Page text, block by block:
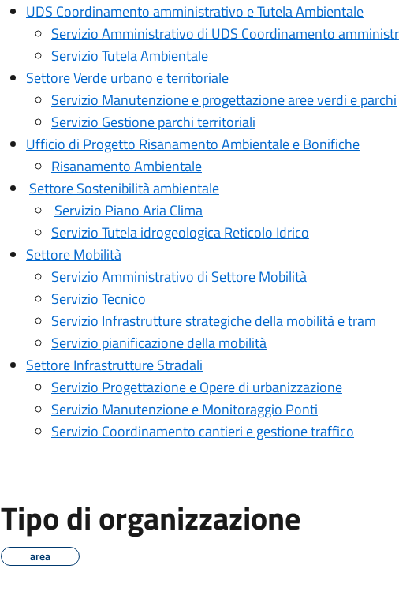
UDS Coordinamento amministrativo e Tutela Ambientale
Servizio Amministrativo di UDS Coordinamento
Servizio Tutela Ambientale
Settore Verde urbano e territoriale
Servizio Manutenzione e progettazione aree verdi e parchi
Servizio Gestione parchi territoriali
Ufficio di Progetto Risanamento Ambientale e Bonifiche
Risanamento Ambientale
Settore Sostenibilità ambientale
Servizio Piano Aria Clima
Servizio Tutela idrogeologica Reticolo Idrico
Settore Mobilità
Servizio Amministrativo di Settore Mobilità
Servizio Tecnico
Servizio Infrastrutture strategiche della mobilità e tram
Servizio pianificazione della mobilità
Settore Infrastrutture Stradali
Servizio Progettazione e Opere di urbanizzazione
Servizio Manutenzione e Monitoraggio Ponti
Servizio Coordinamento cantieri e gestione traffico
Tipo di organizzazione
area